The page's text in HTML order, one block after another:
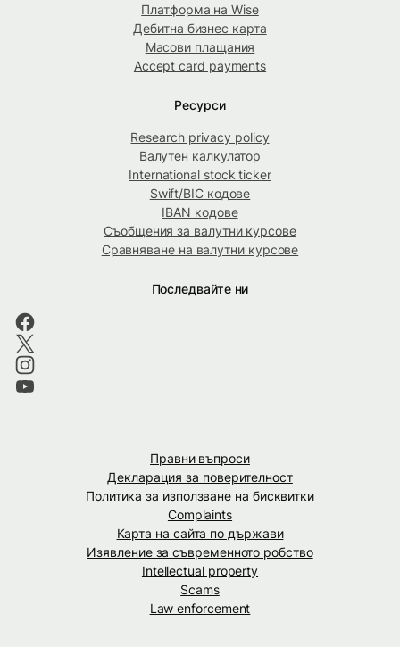
Платформа на Wise
Дебитна бизнес карта
Масови плащания
Accept card payments
Ресурси
Research privacy policy
Валутен калкулатор
International stock ticker
Swift/BIC кодове
IBAN кодове
Съобщения за валутни курсове
Сравняване на валутни курсове
Последвайте ни
Правни въпроси
Декларация за поверителност
Политика за използване на бисквитки
Complaints
Карта на сайта по държави
Изявление за съвременното робство
Intellectual property
Scams
Law enforcement